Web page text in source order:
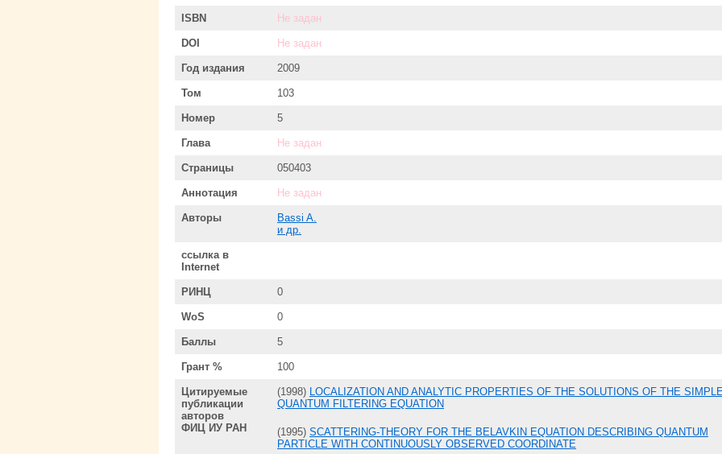
ISBN Не задан
DOI Не задан
Год издания 2009
Том 103
Номер 5
Глава Не задан
Страницы 050403
Аннотация Не задан
Авторы
Bassi A.
и др.
ссылка в
Internet
РИНЦ 0
WoS 0
Баллы 5
Грант % 100
Цитируемые
публикации
авторов
ФИЦ ИУ РАН
(1998)
LOCALIZATION AND ANALYTIC PROPERTIES OF THE SOLUTIONS OF THE
QUANTUM FILTERING EQUATION
(1995) SCATTERING-THEORY FOR THE BELAVKIN EQUATION DESCRIBING QUANTUM
PARTICLE WITH CONTINUOUSLY OBSERVED COORDINATE